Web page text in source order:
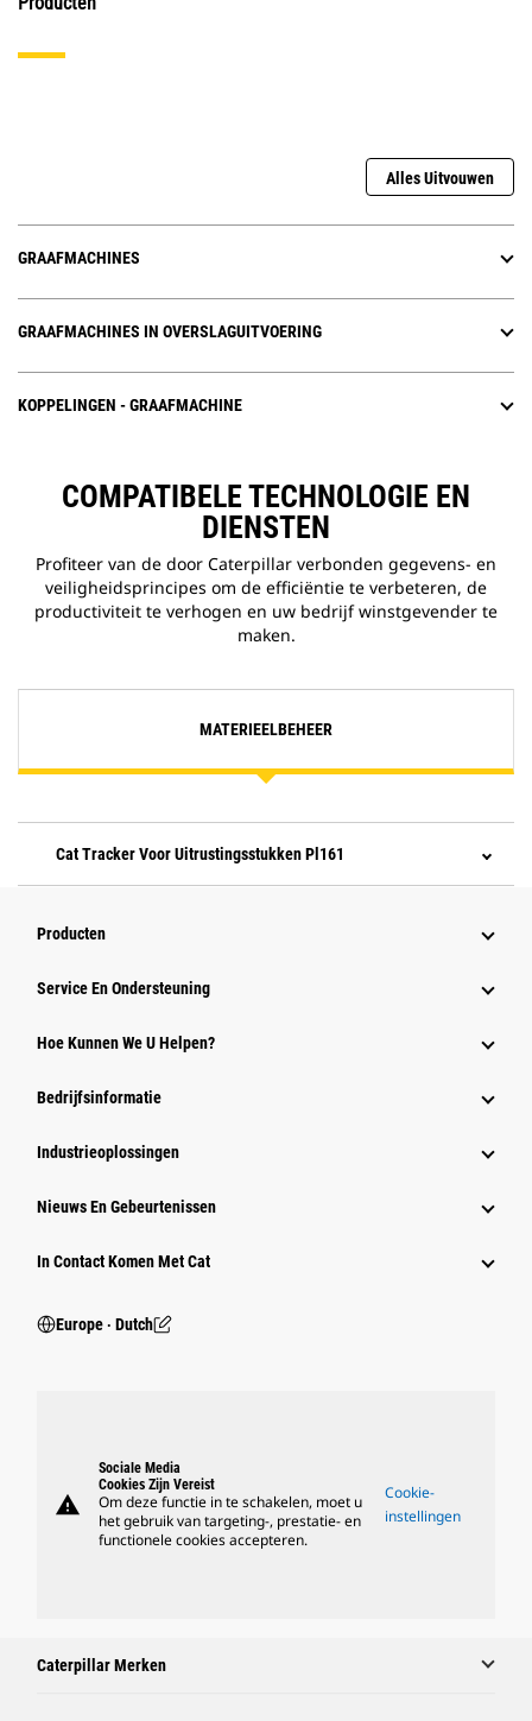
Alles Uitvouwen
GRAAFMACHINES
GRAAFMACHINES IN OVERSLAGUITVOERING
KOPPELINGEN - GRAAFMACHINE
COMPATIBELE TECHNOLOGIE EN
DIENSTEN
Profiteer van de door Caterpillar verbonden gegevens- en
veiligheidsprincipes om de efficiëntie te verbeteren, de
productiviteit te verhogen en uw bedrijf winstgevender te
maken.
MATERIEELBEHEER
Cat Tracker Voor Uitrustingsstukken Pl161
Producten
Service En Ondersteuning
Hoe Kunnen We U Helpen?
Bedrijfsinformatie
Industrieoplossingen
Nieuws En Gebeurtenissen
In Contact Komen Met Cat
Europe ‧ Dutch
warning
Sociale Media
Cookies Zijn Vereist
Om deze functie in te schakelen, moet u
het gebruik van targeting-, prestatie- en
functionele cookies accepteren.
Cookie-
instellingen
Caterpillar Merken